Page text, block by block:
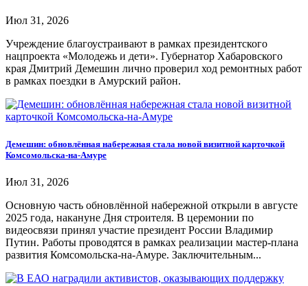
Июл 31, 2026
Учреждение благоустраивают в рамках президентского
нацпроекта «Молодежь и дети». Губернатор Хабаровского
края Дмитрий Демешин лично проверил ход ремонтных работ
в рамках поездки в Амурский район.
Демешин: обновлённая набережная стала новой визитной карточкой
Комсомольска-на-Амуре
Июл 31, 2026
Основную часть обновлённой набережной открыли в августе
2025 года, накануне Дня строителя. В церемонии по
видеосвязи принял участие президент России Владимир
Путин. Работы проводятся в рамках реализации мастер-плана
развития Комсомольска-на-Амуре. Заключительным...